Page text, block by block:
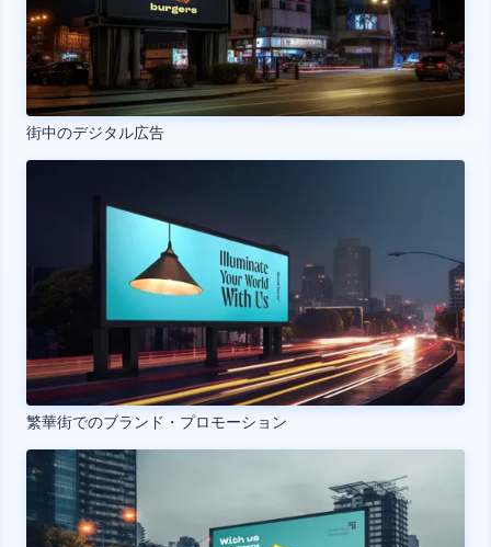
街中のデジタル広告
繁華街でのブランド・プロモーション